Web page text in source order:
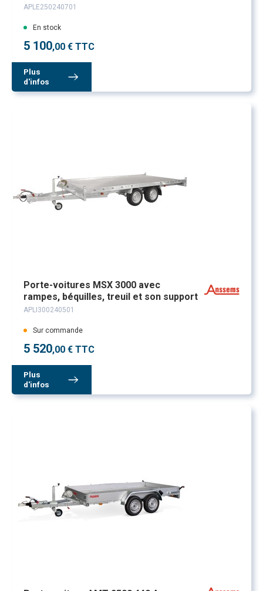
APLE250240701
En stock
5 100,00 € TTC
Plus
d'infos
Porte-voitures MSX 3000 avec
rampes, béquilles, treuil et son support
APLI300240501
Sur commande
5 520,00 € TTC
Plus
d'infos